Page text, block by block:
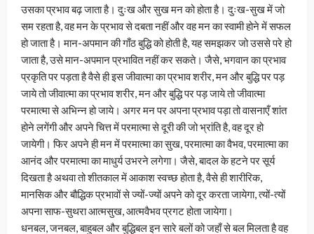
उसका प्रभाव बढ़ जाता है। दुःख और सुख मन को होता है। दुःख-सुख में जो
सम रहता है, वह मन के प्रभाव से दबता नहीं और वह मन का स्वामी होने में सफल
हो जाता है। मान-अपमान की गाँठ बुद्धि को होती है, यह समझकर जो उससे परे हो
जाता है, उसे मान-अपमान प्रभावित नहीं कर सकते। जैसे, भगवान का प्रभाव
प्रकृति पर पड़ता है वैसे ही इस जीवात्मा का प्रभाव शरीर, मन और बुद्धि पर पड़
जाये तो जीवात्मा का प्रभाव शरीर, मन और बुद्धि पर पड़ जाये तो जीवात्मा
परमात्मा से अभिन्न हो जाये। अगर मन पर अपना प्रभाव पड़ा तो वासनाएँ शांत
होने लगेंगी और अपने चित्त में परमात्मा से दूरी की जो भ्रांति है, वह दूर हो
जायेगी। फिर अपने ही मन में परमात्मा का सुख, परमात्मा का वैभव, परमात्मा का
आनंद और परमात्मा का माधुर्य उभरने लगेगा। जैसे, बादल के हटने पर सूर्य
दिखता है अथवा तो शीतकाल में आकाश स्वच्छ होता है, वैसे ही शारीरिक,
मानसिक और बौद्धिक प्रभावों से ज्यों-ज्यों अपने को दूर करता जायेगा, त्यों-त्यों
अपना साफ-सुथरा आत्मसुख, आत्मवैभव प्रगट होता जायेगा।
धनबल, जनबल, बाहुबल और बुद्धिबल इन सारे बलों को जहाँ से बल मिलता है वह